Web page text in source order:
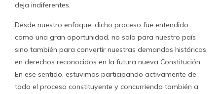
deja indiferentes.
Desde nuestro enfoque, dicho proceso fue entendido
como una gran oportunidad, no solo para nuestro país
sino también para convertir nuestras demandas históricas
en derechos reconocidos en la futura nueva Constitución.
En ese sentido, estuvimos participando activamente de
todo el proceso constituyente y concurriendo también a